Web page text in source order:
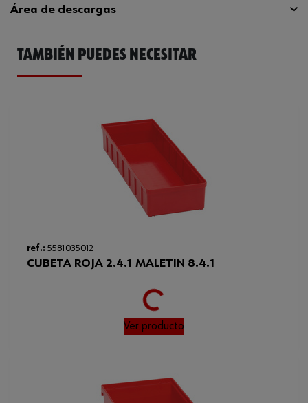
Profundidad 15 mm
Anchura 110 mm
Código del sistema armonizado
Peso del producto (por artículo) 13.250 g
45 mm
Área de descargas
Catálogo General 5581035021
TAMBIÉN PUEDES NECESITAR
ref.: 5581035012
CUBETA ROJA 2.4.1 MALETIN 8.4.1
Loading...
Ver producto